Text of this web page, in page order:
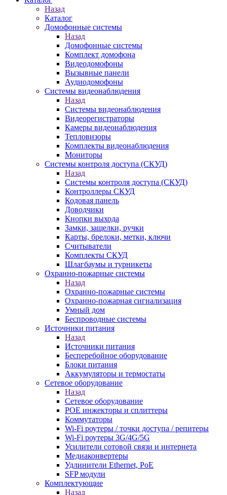
Назад
Каталог
Домофонные системы
Назад
Домофонные системы
Комплект домофона
Видеодомофоны
Вызывные панели
Аудиодомофоны
Системы видеонаблюдения
Назад
Системы видеонаблюдения
Видеорегистраторы
Камеры видеонаблюдения
Тепловизоры
Комплекты видеонаблюдения
Мониторы
Системы контроля доступа (СКУД)
Назад
Системы контроля доступа (СКУД)
Контроллеры СКУД
Кодовая панель
Доводчики
Кнопки выхода
Замки, защелки, ручки
Карты, брелоки, метки, ключи
Считыватели
Комплекты СКУД
Шлагбаумы и турникеты
Охранно-пожарные системы
Назад
Охранно-пожарные системы
Охранно-пожарная сигнализация
Умный дом
Беспроводные системы
Источники питания
Назад
Источники питания
Бесперебойное оборудование
Блоки питания
Аккумуляторы и термостаты
Сетевое оборудование
Назад
Сетевое оборудование
POE инжекторы и сплиттеры
Коммутаторы
Wi-Fi роутеры / точки доступа / репитеры
Wi-Fi роутеры 3G/4G/5G
Усилители сотовой связи и интернета
Медиаконвертеры
Удлинители Ethernet, PoE
SFP модули
Комплектующие
Назад